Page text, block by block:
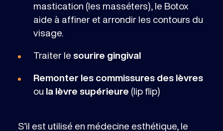
mastication (les masséters), le Botox
aide à affiner et arrondir les contours du
visage.
Traiter le sourire gingival
Remonter les commissures des lèvres
ou la lèvre supérieure (lip flip)
S’il est utilisé en médecine esthétique, le